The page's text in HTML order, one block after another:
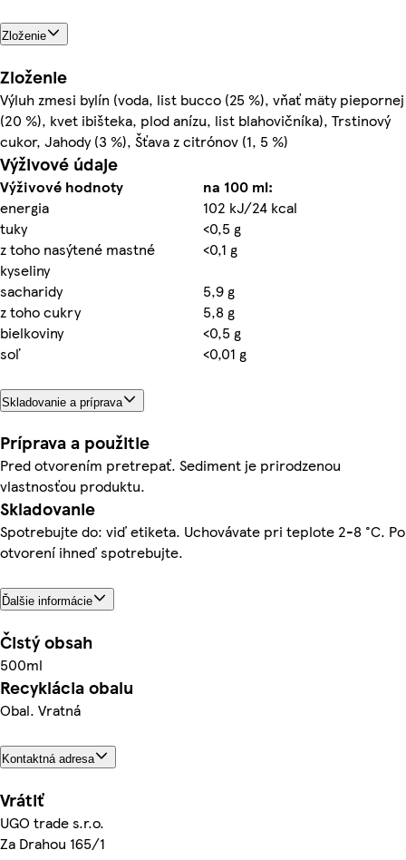
Zloženie
Zloženie
Výluh zmesi bylín (voda, list bucco (25 %), vňať mäty piepornej
(20 %), kvet ibišteka, plod anízu, list blahovičníka), Trstinový
cukor, Jahody (3 %), Šťava z citrónov (1, 5 %)
Výživové údaje
Výživové hodnoty
na 100 ml:
energia
102 kJ/24 kcal
tuky
<0,5 g
z toho nasýtené mastné
kyseliny
<0,1 g
sacharidy
5,9 g
z toho cukry
5,8 g
bielkoviny
<0,5 g
soľ
<0,01 g
Skladovanie a príprava
Príprava a použitie
Pred otvorením pretrepať. Sediment je prirodzenou
vlastnosťou produktu.
Skladovanie
Spotrebujte do: viď etiketa. Uchovávate pri teplote 2-8 °C. Po
otvorení ihneď spotrebujte.
Ďalšie informácie
Čistý obsah
500ml
Recyklácia obalu
Obal. Vratná
Kontaktná adresa
Vrátiť
UGO trade s.r.o.
Za Drahou 165/1